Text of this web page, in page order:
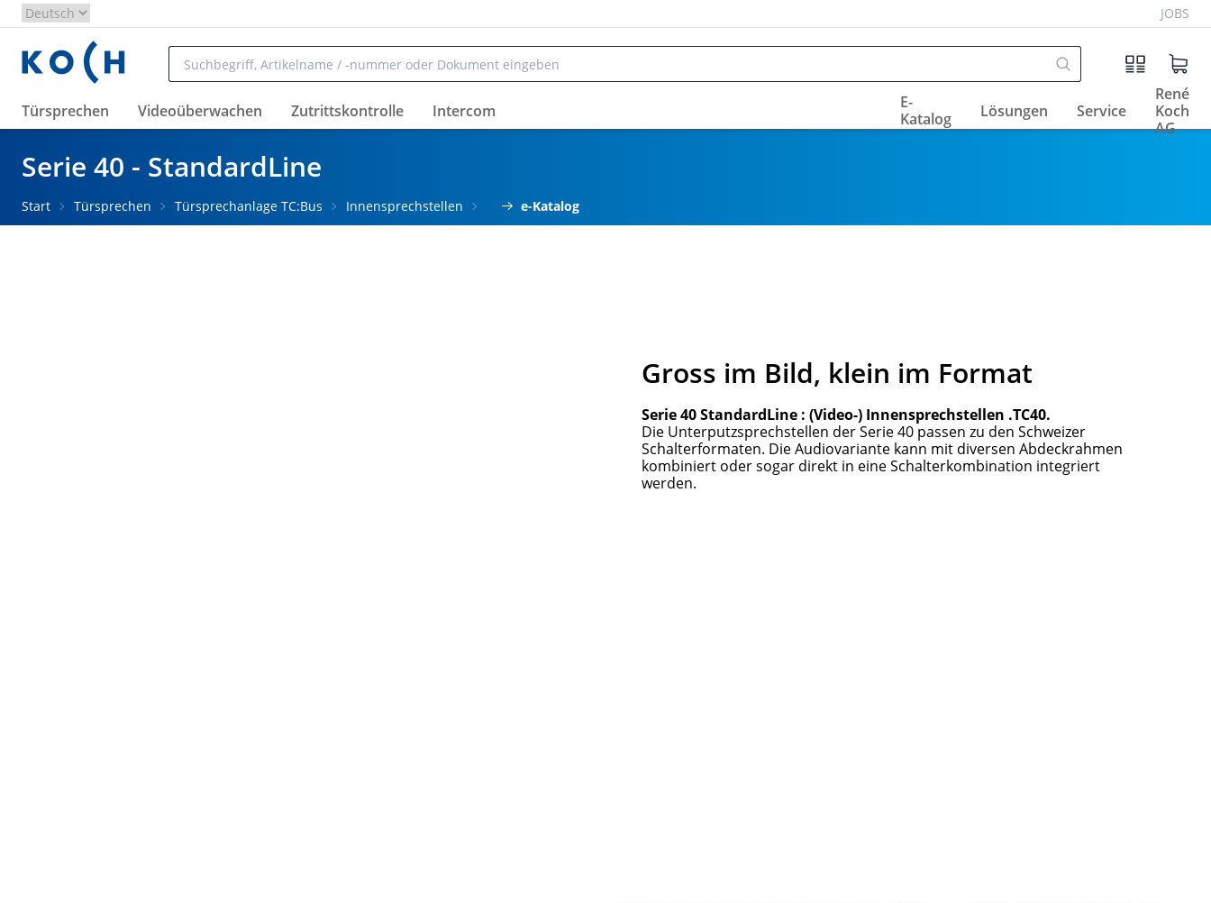
Zum Hauptinhalt springen JOBS
Türsprechen Videoüberwachen Zutrittskontrolle Intercom
E-
Katalog
Lösungen Service
René
Koch
AG
Serie 40 - StandardLine
Start Türsprechen Türsprechanlage TC:Bus Innensprechstellen e-Katalog
Gross im Bild, klein im Format
Serie 40 StandardLine : (Video-) Innensprechstellen .TC40.
Die Unterputzsprechstellen der Serie 40 passen zu den Schweizer
Schalterformaten. Die Audiovariante kann mit diversen Abdeckrahmen
kombiniert oder sogar direkt in eine Schalterkombination integriert
werden.